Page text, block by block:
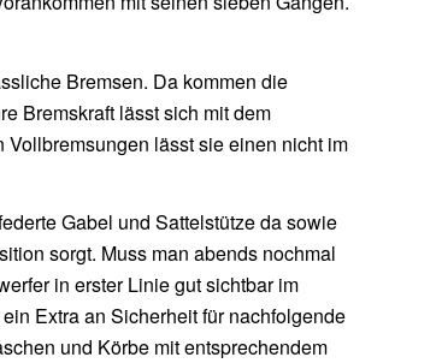
Bremsen. Da kommen die
Bremskraft lässt sich mit dem
lässt sie einen nicht im
Gabel und Sattelstütze da sowie
sorgt. Muss man abends nochmal
in erster Linie gut sichtbar im
Extra an Sicherheit für nachfolgende
und Körbe mit entsprechendem